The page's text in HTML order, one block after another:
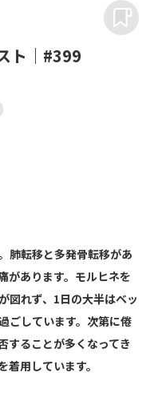
ト｜#399
肺転移と多発骨転移があ
があります。モルヒネを
図れず、1日の大半はベッ
ごしています。次第に倦
することが多くなってき
用しています。